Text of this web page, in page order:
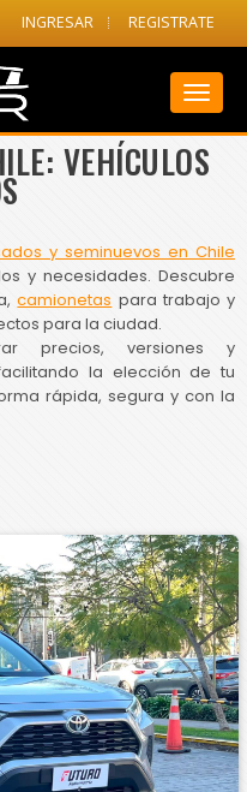
INGRESAR REGISTRATE
VEHÍCULOS
y seminuevos en Chile
y necesidades. Descubre
camionetas para trabajo y
para la ciudad.
precios, versiones y
la elección de tu
rápida, segura y con la